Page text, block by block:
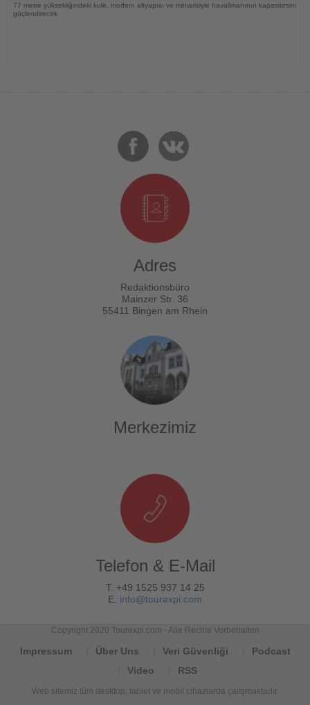
77 metre yüksekliğindeki kule, modern altyapısı ve mimarisiyle havalimanının kapasitesini
güçlendirecek
Adres
Redaktionsbüro
Mainzer Str. 36
55411 Bingen am Rhein
Merkezimiz
Telefon & E-Mail
T. +49 1525 937 14 25
E. info@tourexpi.com
Copyright 2020 Tourexpi.com - Alle Rechte Vorbehalten
Impressum Über Uns Veri Güvenliği
Podcast
Video
RSS
Web sitemiz tüm desktop, tablet ve mobil cihazlarda çalışmaktadır.